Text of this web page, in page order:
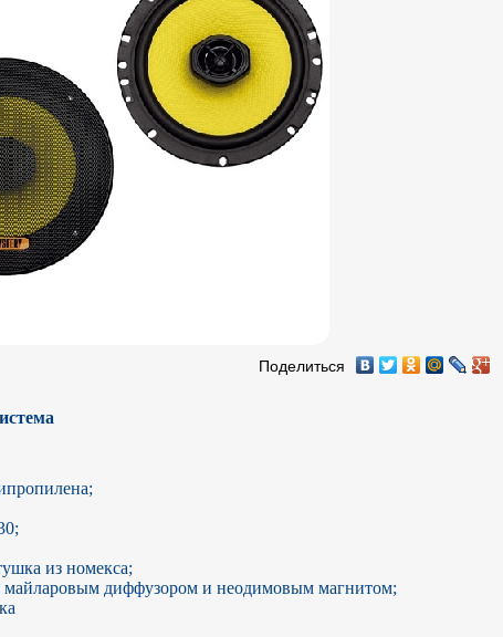
Поделиться
из номекса;
майларовым диффузором и неодимовым магнитом;